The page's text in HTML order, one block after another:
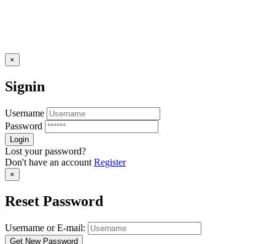
×
Signin
Username
Password
Lost your password?
Don't have an account Register
×
Reset Password
Username or E-mail: